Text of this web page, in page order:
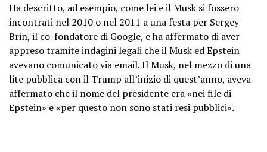
Ha descritto, ad esempio, come lei e il Musk si fossero
incontrati nel 2010 o nel 2011 a una festa per Sergey
Brin, il co-fondatore di Google, e ha affermato di aver
appreso tramite indagini legali che il Musk ed Epstein
avevano comunicato via email. Il Musk, nel mezzo di una
lite pubblica con il Trump all’inizio di quest’anno, aveva
affermato che il nome del presidente era «nei file di
Epstein» e «per questo non sono stati resi pubblici».